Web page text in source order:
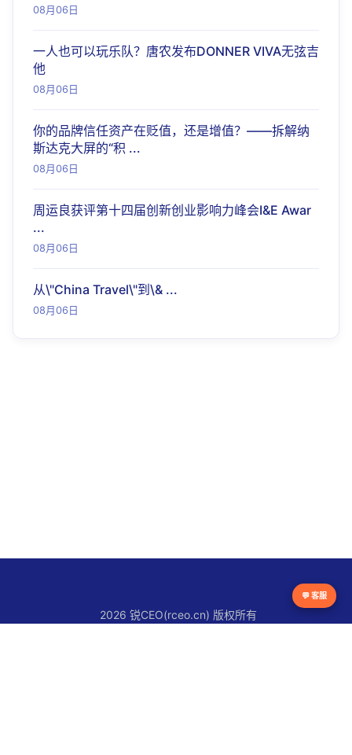
08月06日
一人也可以玩乐队？唐农发布DONNER VIVA无弦吉
他
08月06日
你的品牌信任资产在贬值，还是增值？——拆解纳
斯达克大屏的“积 ...
08月06日
周运良获评第十四届创新创业影响力峰会I&E Awar
...
08月06日
从\"China Travel\"到\& ...
08月06日
2026 锐CEO(rceo.cn) 版权所有
💬 客服